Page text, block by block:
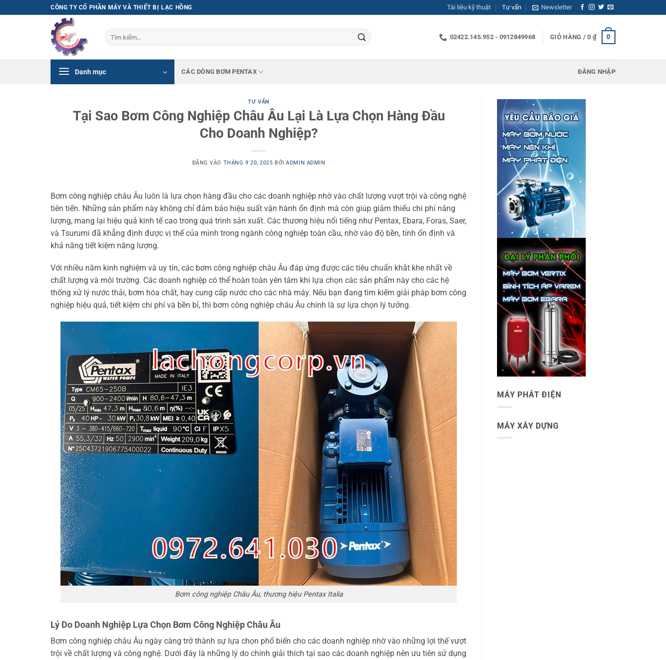
qua
CÔNG TY CỔ PHẦN MÁY VÀ THIẾT BỊ LẠC HỒNG Tài liệu kỹ thuật Tư vấn Newsletter
Tìm
kiếm:
02422.145.952 - 0912849968 GIỎ HÀNG /0 ₫ 0
Danh mục CÁC DÒNG BƠM PENTAX ĐĂNG NHẬP
TƯ VẤN
Tại Sao Bơm Công Nghiệp Châu Âu Lại Là Lựa Chọn Hàng Đầu
Cho Doanh Nghiệp?
ĐĂNG VÀO THÁNG 9 20, 2025 BỞIADMIN ADMIN
Bơm công nghiệp châu Âu luôn là lựa chọn hàng đầu cho các doanh nghiệp nhờ vào chất lượng vượt trội và công nghệ
tiên tiến. Những sản phẩm này không chỉ đảm bảo hiệu suất vận hành ổn định mà còn giúp giảm thiểu chi phí năng
lượng, mang lại hiệu quả kinh tế cao trong quá trình sản xuất. Các thương hiệu nổi tiếng như Pentax, Ebara, Foras, Saer,
và Tsurumi đã khẳng định được vị thế của mình trong ngành công nghiệp toàn cầu, nhờ vào độ bền, tính ổn định và
khả năng tiết kiệm năng lượng.
Với nhiều năm kinh nghiệm và uy tín, các bơm công nghiệp châu Âu đáp ứng được các tiêu chuẩn khắt khe nhất về
chất lượng và môi trường. Các doanh nghiệp có thể hoàn toàn yên tâm khi lựa chọn các sản phẩm này cho các hệ
thống xử lý nước thải, bơm hóa chất, hay cung cấp nước cho các nhà máy. Nếu bạn đang tìm kiếm giải pháp bơm công
nghiệp hiệu quả, tiết kiệm chi phí và bền bỉ, thì bơm công nghiệp châu Âu chính là sự lựa chọn lý tưởng.
Bơm công nghiệp Châu Âu, thương hiệu Pentax Italia
Lý Do Doanh Nghiệp Lựa Chọn Bơm Công Nghiệp Châu Âu
Bơm công nghiệp châu Âu ngày càng trở thành sự lựa chọn phổ biến cho các doanh nghiệp nhờ vào những lợi thế vượt
trội về chất lượng và công nghệ. Dưới đây là những lý do chính giải thích tại sao các doanh nghiệp nên ưu tiên sử dụng
MÁY PHÁT ĐIỆN
MÁY XÂY DỰNG